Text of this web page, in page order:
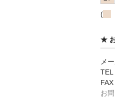
(
★
メ
お